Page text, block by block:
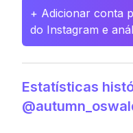
+ Adicionar conta
do Instagram e
Estatísticas